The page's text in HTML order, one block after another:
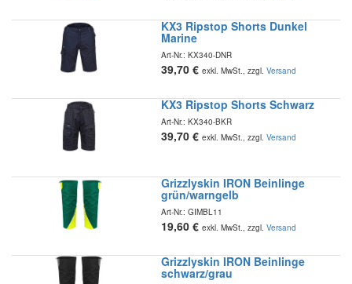
KX3 Ripstop Shorts Dunkel
Marine
Art-Nr.: KX340-DNR
39,70 € exkl. MwSt., zzgl. Versand
KX3 Ripstop Shorts Schwarz
Art-Nr.: KX340-BKR
39,70 € exkl. MwSt., zzgl. Versand
Grizzlyskin IRON Beinlinge
grün/warngelb
Art-Nr.: GIMBL11
19,60 € exkl. MwSt., zzgl. Versand
Grizzlyskin IRON Beinlinge
schwarz/grau